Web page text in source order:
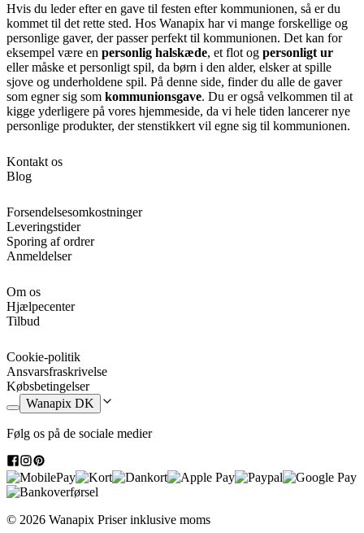
Hvis du leder efter en gave til festen efter kommunionen, så er du
kommet til det rette sted. Hos Wanapix har vi mange forskellige og
personlige gaver, der passer perfekt til kommunionen. Det kan for
eksempel være en personlig halskæde, et flot og personligt ur
eller måske et personligt spil, da børn i den alder, elsker at spille
sjove og underholdene spil. På denne side, finder du alle de gaver
som egner sig som kommunionsgave. Du er også velkommen til at
kigge yderligere på vores hjemmeside, da vi hele tiden lancerer nye
personlige produkter, der stenstikkert vil egne sig til kommunionen.
Kontakt os
Blog
Forsendelsesomkostninger
Leveringstider
Sporing af ordrer
Anmeldelser
Om os
Hjælpecenter
Tilbud
Cookie-politik
Ansvarsfraskrivelse
Købsbetingelser
Wanapix DK
Følg os på de sociale medier
© 2026 Wanapix Priser inklusive moms